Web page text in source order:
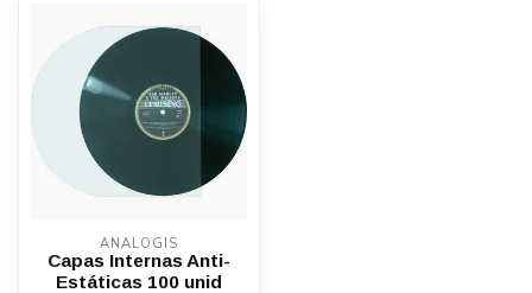
ANALOGIS
Capas Internas Anti-
Estáticas 100 unid